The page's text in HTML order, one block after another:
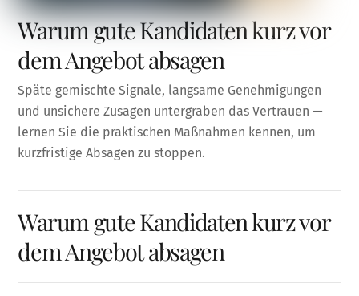
Warum gute Kandidaten kurz vor
dem Angebot absagen
Späte gemischte Signale, langsame Genehmigungen
und unsichere Zusagen untergraben das Vertrauen —
lernen Sie die praktischen Maßnahmen kennen, um
kurzfristige Absagen zu stoppen.
Warum gute Kandidaten kurz vor
dem Angebot absagen